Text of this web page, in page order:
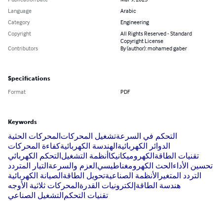
Language
Arabic
Category
Engineering
Copyright
All Rights Reserved - Standard
Copyright License
Contributors
By (author): mohamed gaber
Specifications
Format PDF
Keywords
المحركات الحثية تشغيل المحركاتالتحكم في السرعة
كفاءة المحركاتالهندسة الكهربائية الدوائر الكهربائية
التحكم الكهربائي أنظمة التشغيل الكهروميكانيكا تقنيات الطاقة
التيار المتردد العزم والسرعة الحث الكهرومغناطيسي تحسين الأداء
الصيانة الكهربائية تحويل الطاقةالأنظمة الصناعية التردد المتغير
المحركات ثلاثية الأوجه إلكترونيات القدرة هندسة الطاقة
التشغيل الصناعي تقنيات التحكم